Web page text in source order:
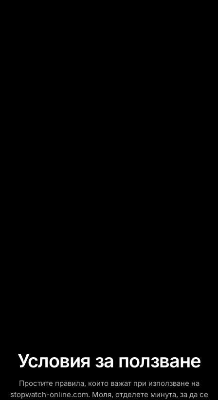
Условия за ползване
Простите правила, които важат при използване на
stopwatch-online.com. Моля, отделете минута, за да се